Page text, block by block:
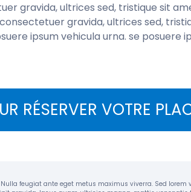
gravida, ultrices sed, tristique sit
gravida, ultrices sed,
ipsum vehicula urna. se posuere
RÉSERVER VOTRE
feugiat ante eget metus maximus viverra. Sed lorem